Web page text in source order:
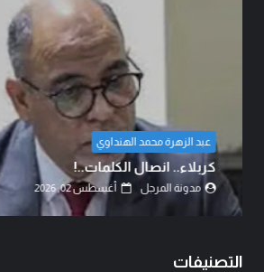
بقلم الشيخ عبد المنان السنبلي
السعودية تقرر التصعيد والمواجهة..!
مدونة المرجل أغسطس 02, 2026
التصنيفات